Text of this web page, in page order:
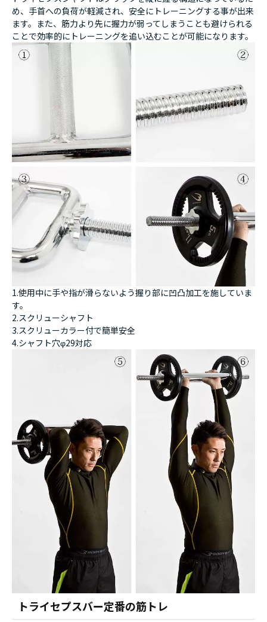
め、手首への負荷が軽減され、安全にトレーニングする事が出来
ます。また、筋力より先に握力が弱ってしまうことも避けられる
ことで効率的にトレーニングを追い込むことが可能になります。
1.使用中に手や指が滑らないよう握り部に凹凸加工を施していま
す。
2.スクリューシャフト
3.スクリューカラー付で簡単安全
4.シャフト穴φ29対応
トライセプスバー定番の筋トレ